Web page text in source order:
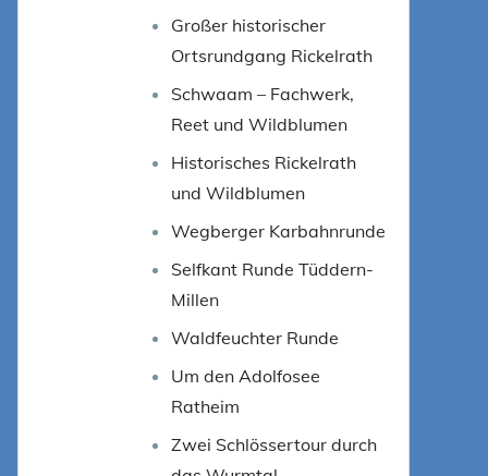
Großer historischer
Ortsrundgang Rickelrath
Schwaam – Fachwerk,
Reet und Wildblumen
Historisches Rickelrath
und Wildblumen
Wegberger Karbahnrunde
Selfkant Runde Tüddern-
Millen
Waldfeuchter Runde
Um den Adolfosee
Ratheim
Zwei Schlössertour durch